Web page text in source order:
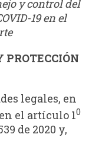
y control del
19 en el
PROTECCIÓN
legales, en
el artículo 10
de 2020 y,